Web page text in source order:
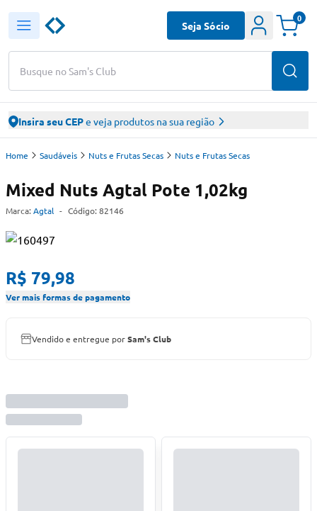
Busque no Sam's Club
Seja Sócio
0
Insira seu CEPe veja produtos na sua região
Home Saudáveis Nuts e Frutas Secas Nuts e Frutas Secas
Mixed Nuts Agtal Pote 1,02kg
Marca: Agtal - Código: 82146
R$ 79,98
Ver mais formas de pagamento
Vendido e entregue porSam's Club